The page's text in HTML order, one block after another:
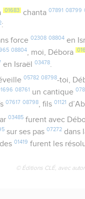
01683 chanta 07891 08799
:
force 02308 08804en
08804, moi, Débora
en Israël03478.
05782 08798-toi,
08761 un cantique
07617 08798, fils01121
03485furent avec
sur ses pas07272 dans
01419 furent les
© Éditions CLÉ, avec